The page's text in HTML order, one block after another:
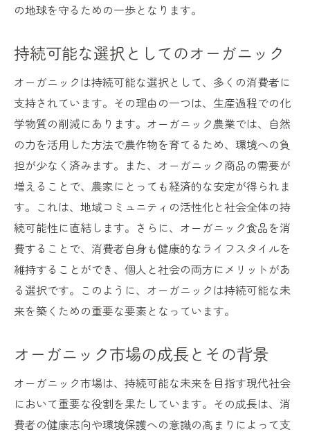
の地球を守るための一歩となります。
持続可能な選択としてのオーガニック
オーガニックは持続可能な選択として、多くの消費者に
支持されています。その理由の一つは、生産過程での化
学物質の削減にあります。オーガニック農業では、自然
の力を活用した方法で農作物を育てるため、環境への負
担が少なく済みます。また、オーガニック商品の需要が
増えることで、農家にとっても経済的な安定が得られま
す。これは、地域コミュニティの活性化と社会全体の持
続可能性に直結します。さらに、オーガニック食品を消
費することで、消費者自身も健康的なライフスタイルを
維持することができ、個人と社会の両方にメリットがあ
る選択です。このように、オーガニックは持続可能な未
来を築くための重要な要素となっています。
オーガニック市場の成長とその背景
オーガニック市場は、持続可能な未来を目指す現代社会
において重要な役割を果たしています。その成長は、消
費者の健康志向や環境保護への意識の高まりによって支